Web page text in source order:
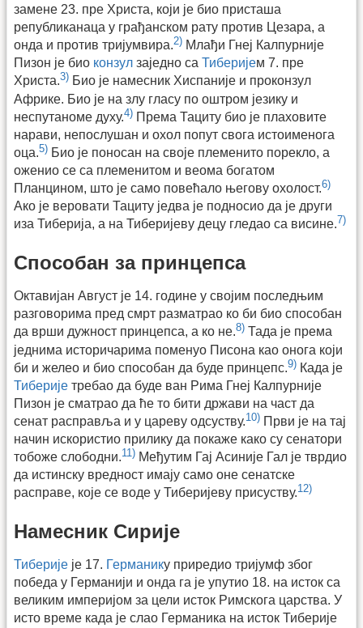
замене 23. пре Христа, који је био присташа
републиканаца у грађанском рату против Цезара, а
онда и против тријумвира.2) Млађи Гнеј Калпурније
Пизон је био конзул заједно са Тиберијем 7. пре
Христа.3) Био је намесник Хиспаније и проконзул
Африке. Био је на злу гласу по оштром језику и
неспутаноме духу.4) Према Тациту био је плаховите
нарави, непослушан и охол попут свога истоименога
оца.5) Био је поносан на своје племенито порекло, а
оженио се са племенитом и веома богатом
Планцином, што је само повећало његову охолост.6)
Ако је веровати Тациту једва је подносио да је други
иза Тиберија, а на Тиберијеву децу гледао са висине.7)
Способан за принцепса
Октавијан Август је 14. године у својим последњим
разговорима пред смрт разматрао ко би био способан
да врши дужност принцепса, а ко не.8) Тада је према
једнима историчарима поменуо Писона као онога који
би и желео и био способан да буде принцепс.9) Када је
Тиберије требао да буде ван Рима Гнеј Калпурније
Пизон је сматрао да ће то бити држави на част да
сенат расправља и у цареву одсуству.10) Први је на тај
начин искористио прилику да покаже како су сенатори
тобоже слободни.11) Међутим Гај Асиније Гал је тврдио
да истинску вредност имају само оне сенатске
расправе, које се воде у Тиберијеву присуству.12)
Намесник Сирије
Тиберије је 17. Германику приредио тријумф због
победа у Германији и онда га је упутио 18. на исток са
великим империјом за цели исток Римскога царства. У
исто време када је слао Германика на исток Тиберије